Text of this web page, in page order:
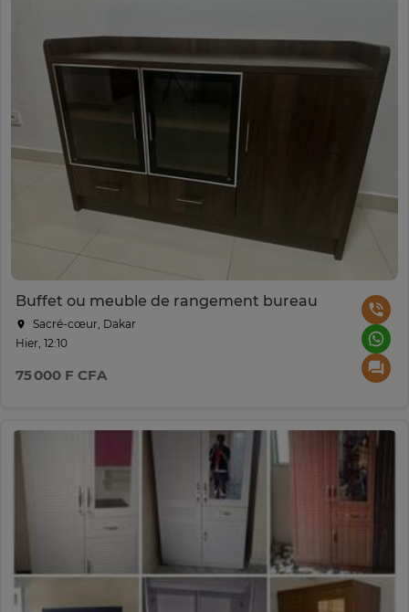
Buffet ou meuble de rangement bureau
Sacré-cœur, Dakar
Hier, 12:10
75 000 F CFA